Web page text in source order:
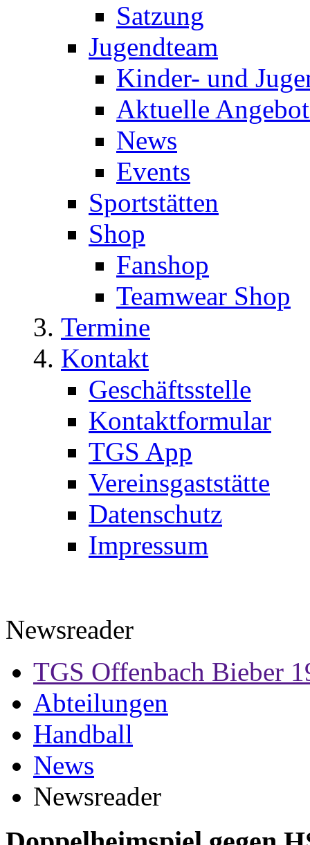
Satzung
Jugendteam
Kinder- und
Aktuelle
News
Events
Sportstätten
Shop
Fanshop
Teamwear Shop
Termine
Kontakt
Geschäftsstelle
Kontaktformular
TGS App
Vereinsgaststätte
Datenschutz
Impressum
Newsreader
TGS Offenbach Bieber
Abteilungen
Handball
News
Newsreader